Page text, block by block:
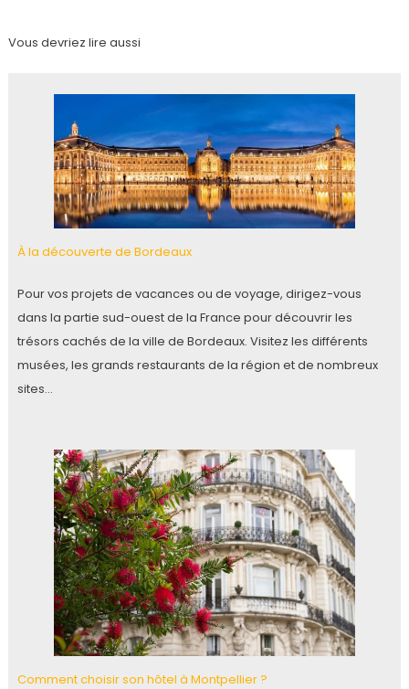
Vous devriez lire aussi
À la découverte de Bordeaux
Pour vos projets de vacances ou de voyage, dirigez-vous
dans la partie sud-ouest de la France pour découvrir les
trésors cachés de la ville de Bordeaux. Visitez les différents
musées, les grands restaurants de la région et de nombreux
sites…
Comment choisir son hôtel à Montpellier ?